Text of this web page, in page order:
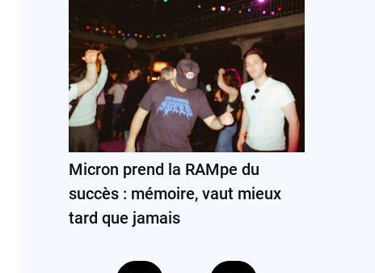
Micron prend la RAMpe du
succès : mémoire, vaut mieux
tard que jamais